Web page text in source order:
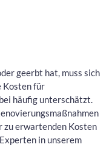
geerbt hat, muss sich
Kosten für
häufig unterschätzt.
zu erwartenden Kosten
in unserem